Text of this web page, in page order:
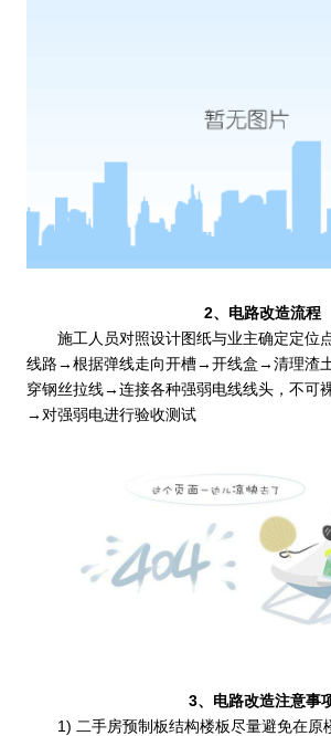
2、电路改造流程
施工人员对照设计图纸与业主确定定位
线路→根据弹线走向开槽→开线盒→清理渣
穿钢丝拉线→连接各种强弱电线线头，不可
→对强弱电进行验收测试
3、电路改造注意事
1) 二手房预制板结构楼板尽量避免在原